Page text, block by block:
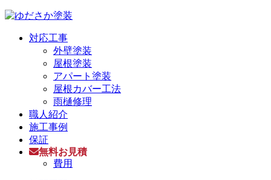
対応工事
外壁塗装
屋根塗装
アパート塗装
屋根カバー工法
雨樋修理
職人紹介
施工事例
保証
無料お見積
費用